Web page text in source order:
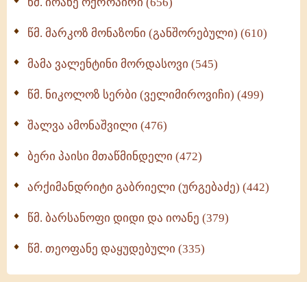
წმ. მარკოზ მონაზონი (განშორებული) (610)
მამა ვალენტინი მორდასოვი (545)
წმ. ნიკოლოზ სერბი (ველიმიროვიჩი) (499)
შალვა ამონაშვილი (476)
ბერი პაისი მთაწმინდელი (472)
არქიმანდრიტი გაბრიელი (ურგებაძე) (442)
წმ. ბარსანოფი დიდი და იოანე (379)
წმ. თეოფანე დაყუდებული (335)